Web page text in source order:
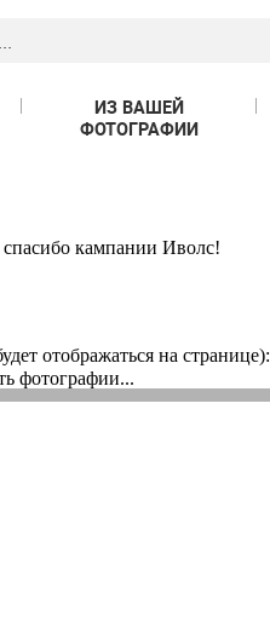
ИЗ ВАШЕЙ
ФОТОГРАФИИ
спасибо кампании Иволс!
отображаться на странице):
фотографии...